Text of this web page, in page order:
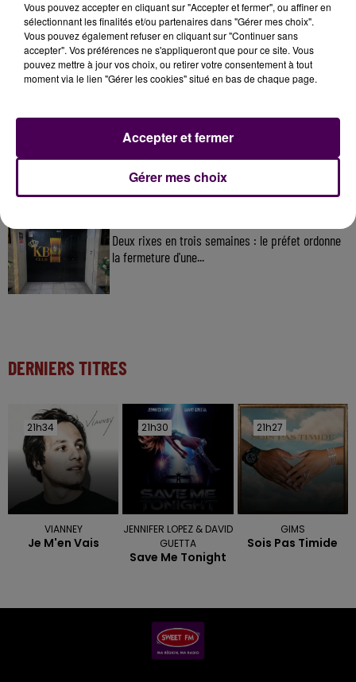
À LA UNE
31 juillet 2026
Gagnez vos entrées à Terra Botanica !
11 juillet 2026
Inscrivez-vous au casting The Voice & The Voice
Kids !
Deux rixes en trois semaines : le préfet ordonne
la fermeture d'une...
DERNIERS TITRES
21h34
21h34
VIANNEY
Je M'en Vais
21h30
21h30
JENNIFER LOPEZ & DAVID
GUETTA
Save Me Tonight
21h27
21h27
GIMS
Sois Pas Timide
Vous pouvez accepter en cliquant sur "Accepter et fermer", ou affiner en
sélectionnant les finalités et/ou partenaires dans "Gérer mes choix".
Vous pouvez également refuser en cliquant sur "Continuer sans
accepter". Vos préférences ne s'appliqueront que pour ce site. Vous
pouvez mettre à jour vos choix, ou retirer votre consentement à tout
moment via le lien "Gérer les cookies" situé en bas de chaque page.
Gérer mes choix
Accepter et fermer